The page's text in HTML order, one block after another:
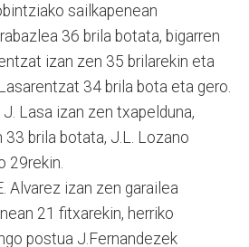
sailkapenean
36 brila botata, bigarren
izan zen 35 brilarekin eta
34 brila bota eta gero.
Lasa izan zen txapelduna,
33 brila botata, J.L. Lozano
29rekin.
Alvarez izan zen garailea
21 fitxarekin, herriko
postua J.Fernandezek